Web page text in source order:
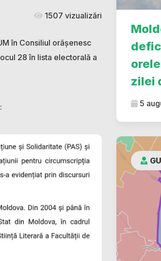
1507 vizualizări
în Consiliul orășenesc
28 în lista electorală a
zilei
5